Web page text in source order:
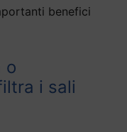
benefici
o
i sali